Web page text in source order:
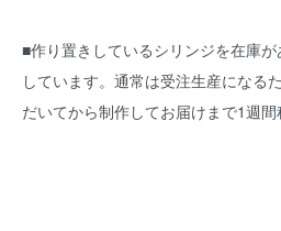
■作り置きしているシリンジを在庫
しています。通常は受注生産になる
だいてから制作してお届けまで1週間